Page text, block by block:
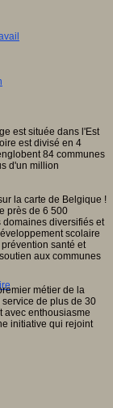
est située dans l'Est
est divisé en 4
84 communes
d'un million
la carte de Belgique !
près de 6 500
diversifiés et
scolaire
santé et
aux communes
métier de la
de plus de 30
avec enthousiasme
initiative qui rejoint